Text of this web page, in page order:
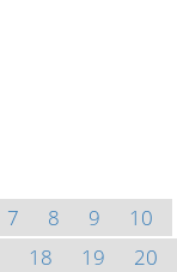
7 8 9
10
18 19
20